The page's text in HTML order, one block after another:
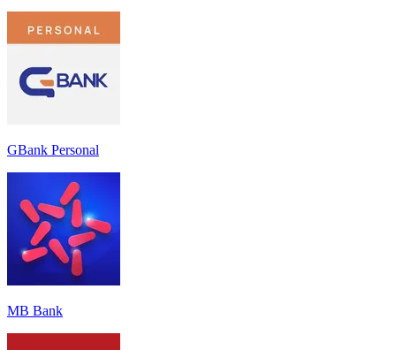
GBank Personal
MB Bank